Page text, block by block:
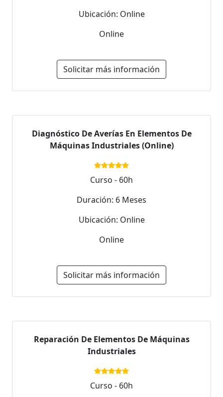
Ubicación: Online
Online
Solicitar más información
Diagnóstico De Averías En Elementos De
Máquinas Industriales (Online)
Curso - 60h
Duración: 6 Meses
Ubicación: Online
Online
Solicitar más información
Reparación De Elementos De Máquinas
Industriales
Curso - 60h